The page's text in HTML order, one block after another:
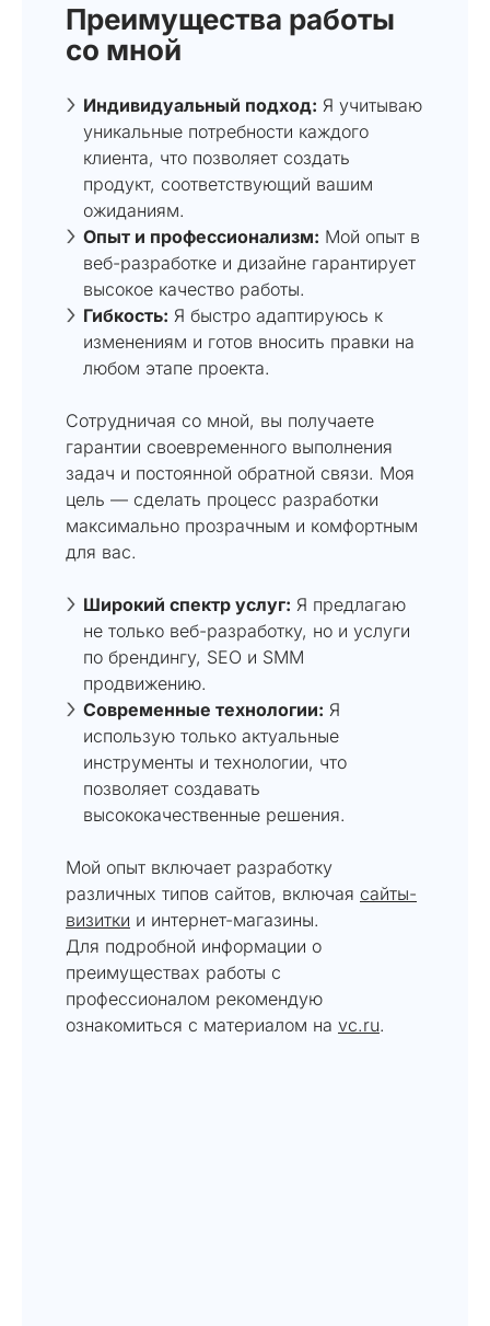
Преимущества работы
со мной
Индивидуальный подход: Я учитываю
уникальные потребности каждого
клиента, что позволяет создать
продукт, соответствующий вашим
ожиданиям.
Опыт и профессионализм: Мой опыт в
веб-разработке и дизайне гарантирует
высокое качество работы.
Гибкость: Я быстро адаптируюсь к
изменениям и готов вносить правки на
любом этапе проекта.
Сотрудничая со мной, вы получаете
гарантии своевременного выполнения
задач и постоянной обратной связи. Моя
цель — сделать процесс разработки
максимально прозрачным и комфортным
для вас.
Широкий спектр услуг: Я предлагаю
не только веб-разработку, но и услуги
по брендингу, SEO и SMM
продвижению.
Современные технологии: Я
использую только актуальные
инструменты и технологии, что
позволяет создавать
высококачественные решения.
Мой опыт включает разработку
различных типов сайтов, включая сайты-
визитки и интернет-магазины.
Для подробной информации о
преимуществах работы с
профессионалом рекомендую
ознакомиться с материалом на vc.ru.